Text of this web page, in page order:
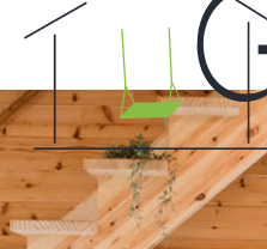
Home